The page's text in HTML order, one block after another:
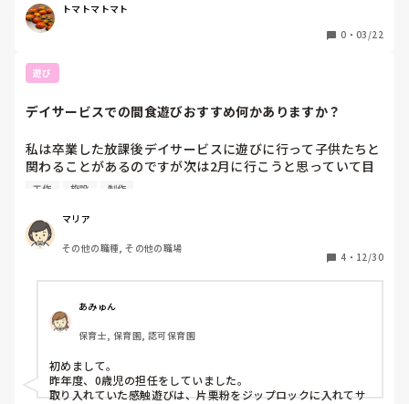
準備できた人からどうぞー作ってくださーい
はさみでものを切ることに慣れていない子ども、たくさんの
て作る過程をイメージできない子ども、、、今の小学生は道
だ。しかし、そんなことは知ってて当たり前の空気感で授業
は進んでいく。。非常に悔しそうな表情の子ども、困り果て
て落ち込む子ども、もうとにかくわけがわからず悲しそうな
だろう。
令和の小学校1年生は園では選択の自由として主張を受け止
は個別のサポートが行き届くような環境ではない。これでは
主張を受け止めてもらえた「やりたくないこと」を避けてき
た子どもほど小学校で自信を一気に失う仕組みになってい
る。
令和の保育園児から令和の小学生になり、娘も色々大変なの
トマトマトマト
0 ・ 03/22
遊び
デイサービスでの間食遊びおすすめ何かありますか？
私は卒業した放課後デイサービスに遊びに行って子供たちと
関わることがあるのですが次は2月に行こうと思っていて目
が見えない子供たちがすごく多く何か感触遊び的なものをや
ますか？
いつもはデイサービスに行って子供たちと関わるお話しする
位なのですがせっかくならみんなで何か感触遊びをしながら
や海苔を使わずあまり手が汚れなくて簡単にできてできたら
0から2歳向けのものが知れたらうれしいです。
工作 施設 制作
マリア
その他の職種, その他の職場
4 ・ 12/30
あみゅん
保育士, 保育園, 認可保育園
初めまして。
昨年度、0歳児の担任をしていました。
取り入れていた感触遊びは、片栗粉をジップロックに入れてサ